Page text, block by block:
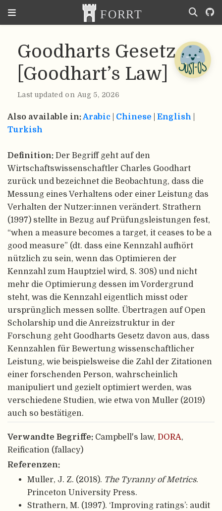
Goodharts Gesetz
[Goodhart’s Law]
Last updated on Aug 5, 2026
Also available in:Arabic Chinese English
Turkish
Definition: Der Begriff geht auf den
Wirtschaftswissenschaftler Charles Goodhart
zurück und bezeichnet die Beobachtung, dass die
Messung eines Verhaltens oder einer Leistung das
Verhalten der Nutzer:innen verändert. Strathern
(1997) stellte in Bezug auf Prüfungsleistungen fest,
“when a measure becomes a target, it ceases to be a
good measure” (dt. dass eine Kennzahl aufhört
nützlich zu sein, wenn das Optimieren der
Kennzahl zum Hauptziel wird, S. 308) und nicht
mehr die Optimierung dessen im Vordergrund
steht, was die Kennzahl eigentlich misst oder
ursprünglich messen sollte. Übertragen auf Open
Scholarship und die Anreizstruktur in der
Forschung geht Goodharts Gesetz davon aus, dass
Kennzahlen für Bewertung wissenschaftlicher
Leistung, wie beispielsweise die Zahl der Zitationen
einer forschenden Person, wahrscheinlich
manipuliert und gezielt optimiert werden, was
verschiedene Studien, wie etwa von Muller (2019)
auch so bestätigen.
Verwandte Begriffe: Campbell's law, DORA,
Reification (fallacy)
Referenzen:
Muller, J. Z. (2018). The Tyranny of Metrics.
Princeton University Press.
Strathern, M. (1997). ‘Improving ratings’: audit